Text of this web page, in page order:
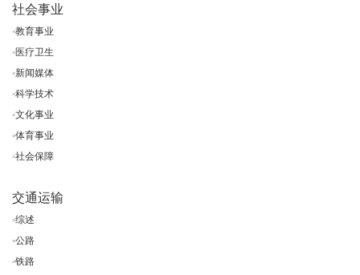
社会事业
▪教育事业
▪医疗卫生
▪新闻媒体
▪科学技术
▪文化事业
▪体育事业
▪社会保障
交通运输
▪综述
▪公路
▪铁路